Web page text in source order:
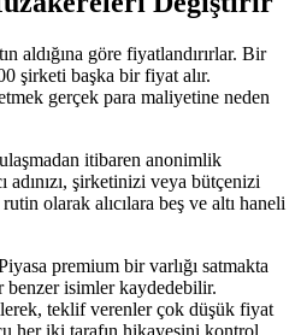
aldığına göre fiyatlandırırlar. Bir
şirketi başka bir fiyat alır.
gerçek para maliyetine neden
itibaren anonimlik
adınızı, şirketinizi veya bütçenizi
olarak alıcılara beş ve altı haneli
premium bir varlığı satmakta
isimler kaydedebilir.
teklif verenler çok düşük fiyat
her iki tarafın hikayesini kontrol